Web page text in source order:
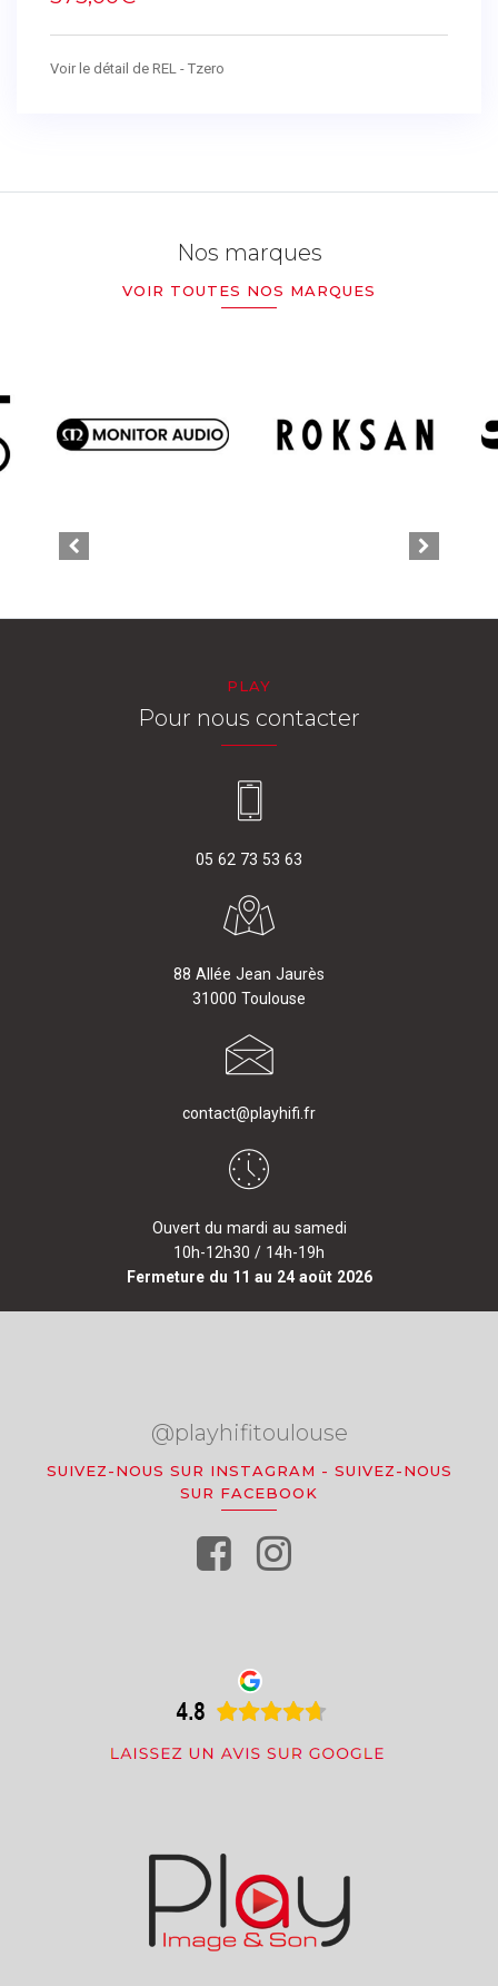
Voir le détail de REL - Tzero
Nos marques
VOIR TOUTES NOS MARQUES
PLAY
Pour nous contacter
05 62 73 53 63
88 Allée Jean Jaurès
31000 Toulouse
contact@playhifi.fr
Ouvert du mardi au samedi
10h-12h30 / 14h-19h
Fermeture du 11 au 24 août 2026
@playhifitoulouse
SUIVEZ-NOUS SUR INSTAGRAM - SUIVEZ-NOUS
SUR FACEBOOK